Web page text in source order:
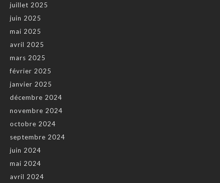
juillet 2025
juin 2025
mai 2025
avril 2025
mars 2025
février 2025
janvier 2025
décembre 2024
novembre 2024
octobre 2024
septembre 2024
juin 2024
mai 2024
avril 2024